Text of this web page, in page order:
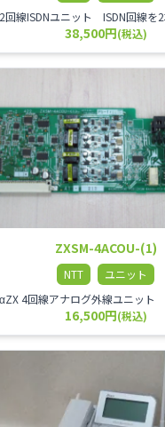
38,500円(税込)
ZXSM-4ACOU-(1)
NTT
ユニット
16,500円(税込)